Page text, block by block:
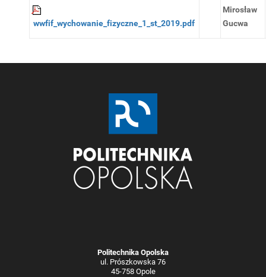
wwfif_wychowanie_fizyczne_1_st_2019.pdf
Mirosław
Gucwa
Politechnika Opolska
ul. Prószkowska 76
45-758 Opole